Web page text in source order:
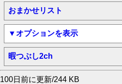
おまかせリスト
▼オプションを表示
暇つぶし2ch
100日前に更新/244 KB